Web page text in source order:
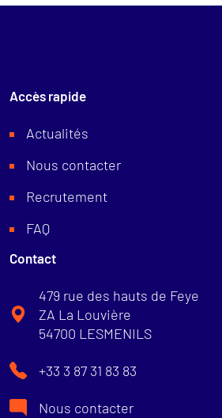
l’article
Accès rapide
Actualités
Nous contacter
Recrutement
FAQ
Contact
479 rue des hauts de Feye
ZA La Louvière
54700 LESMENILS
+33 3 87 31 83 83
Nous contacter